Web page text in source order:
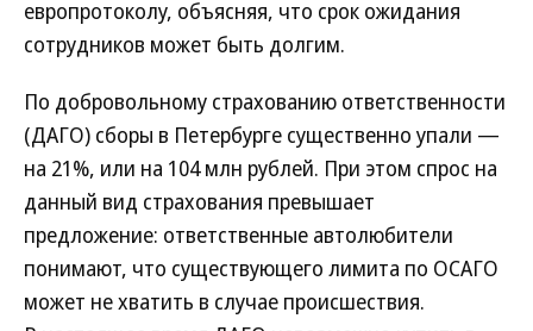
европротоколу, объясняя, что срок ожидания
сотрудников может быть долгим.
По добровольному страхованию ответственности
(ДАГО) сборы в Петербурге существенно упали —
на 21%, или на 104 млн рублей. При этом спрос на
данный вид страхования превышает
предложение: ответственные автолюбители
понимают, что существующего лимита по ОСАГО
может не хватить в случае происшествия.